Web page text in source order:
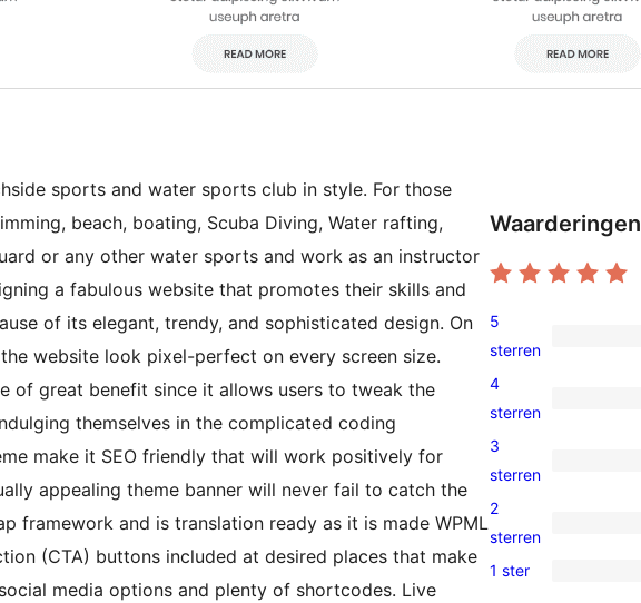
sports and water sports club in style. For those
beach, boating, Scuba Diving, Water rafting,
or any other water sports and work as an instructor
a fabulous website that promotes their skills and
of its elegant, trendy, and sophisticated design. On
website look pixel-perfect on every screen size.
of great benefit since it allows users to tweak the
themselves in the complicated coding
make it SEO friendly that will work positively for
appealing theme banner will never fail to catch the
framework and is translation ready as it is made WPML
(CTA) buttons included at desired places that make
media options and plenty of shortcodes. Live
Waarderingen
1
5
ster
5
sterren
0
4
sterren
4
sterren
0
3
sterren
3
sterren
0
2
2
sterren
0
1 ster